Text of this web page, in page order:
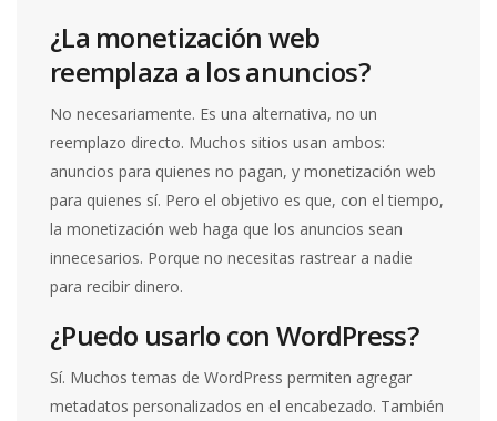
¿La monetización web
reemplaza a los anuncios?
No necesariamente. Es una alternativa, no un
reemplazo directo. Muchos sitios usan ambos:
anuncios para quienes no pagan, y monetización web
para quienes sí. Pero el objetivo es que, con el tiempo,
la monetización web haga que los anuncios sean
innecesarios. Porque no necesitas rastrear a nadie
para recibir dinero.
¿Puedo usarlo con WordPress?
Sí. Muchos temas de WordPress permiten agregar
metadatos personalizados en el encabezado. También